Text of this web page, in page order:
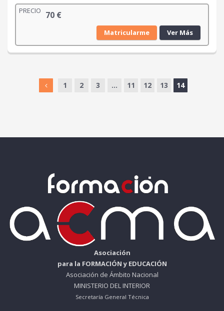
PRECIO 70 €
Matricularme Ver Más
1 2 3 … 11 12 13 14
Asociación
para la FORMACIÓN y EDUCACIÓN
Asociación de Ámbito Nacional
MINISTERIO DEL INTERIOR
Secretaría General Técnica